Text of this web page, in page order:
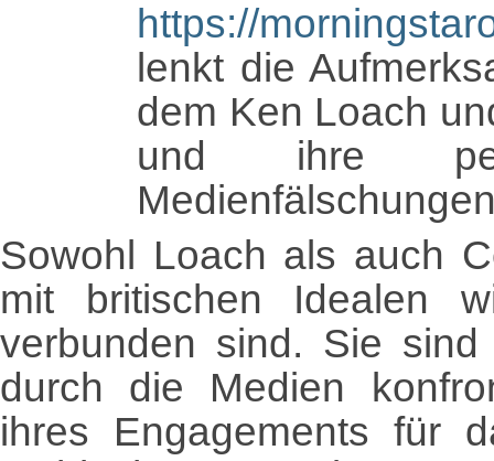
https://
lenkt die
dem Ken Loach
und ihre
Sowohl Loach als auch
mit britischen Idealen
verbunden sind. Sie
durch die Medien
ihres Engagements für